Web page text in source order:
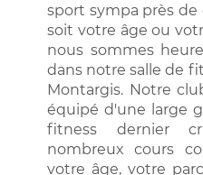
sport sympa près de
soit votre âge ou
nous sommes
dans notre salle de
Montargis. Notre
équipé d'une large
fitness dernier
nombreux cours
votre âge, votre